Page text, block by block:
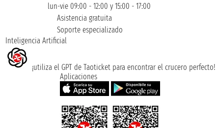
lun-vie 09:00 - 12:00 y 15:00 - 17:00
Asistencia gratuita
Soporte especializado
Inteligencia Artificial
¡utiliza el GPT de Taoticket para encontrar el crucero perfecto!
Aplicaciones